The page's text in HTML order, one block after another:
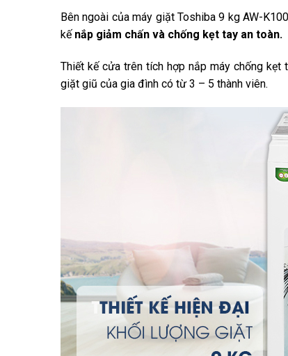
Bên ngoài của máy giặt Toshiba 9 kg AW-
kế nắp giảm chấn và chống kẹt tay an toàn.
Thiết kế cửa trên tích hợp nắp máy chống kẹt
giặt giũ của gia đình có từ 3 – 5 thành viên.